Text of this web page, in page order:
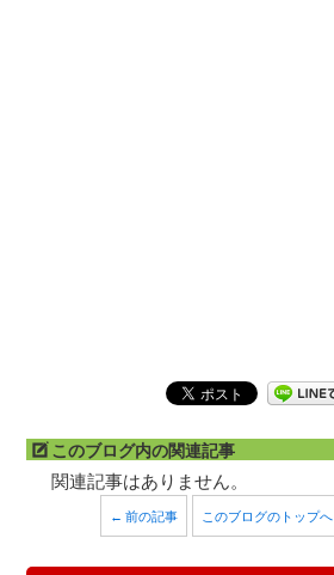
このブログ内の関連記事
関連記事はありません。
← 前の記事 このブログのトップへ